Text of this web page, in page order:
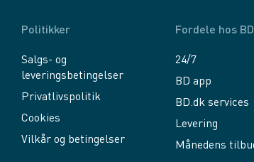
Politikker
Salgs- og
leveringsbetingelser
Privatlivspolitik
Cookies
Vilkår og betingelser
Fordele hos BD
24/7
BD app
BD.dk services
Levering
Månedens